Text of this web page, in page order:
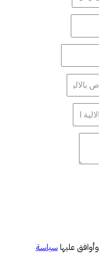
عليها سياسة